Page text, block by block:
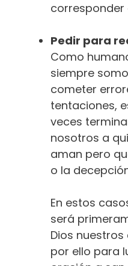
corresponder
Pedir para
Como
siempre
cometer
tentaciones,
veces
nosotros a
aman pero
o la
En estos
será
Dios
por ello para